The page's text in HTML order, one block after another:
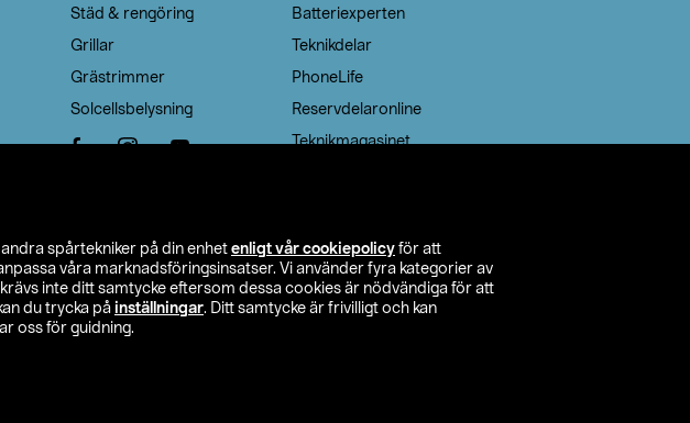
spårtekniker på din enhet enligt vår cookiepolicy för att
våra marknadsföringsinsatser. Vi använder fyra kategorier av
inte ditt samtycke eftersom dessa cookies är nödvändiga för att
du trycka på inställningar. Ditt samtycke är frivilligt och kan
oss för guidning.
Städ & rengöring
Grillar
Grästrimmer
Solcellsbelysning
Batteriexperten
Teknikdelar
PhoneLife
Reservdelaronline
Teknikmagasinet